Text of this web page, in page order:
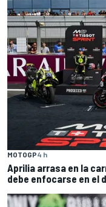
MOTOGP4 h
Aprilia arrasa en la
debe enfocarse en el